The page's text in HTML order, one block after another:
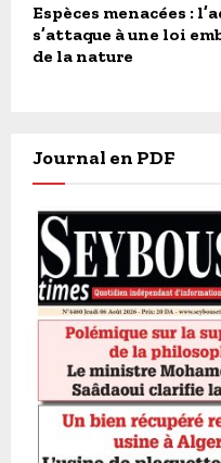
Espèces menacées :
s’attaque à une loi
de la nature
Journal en PDF